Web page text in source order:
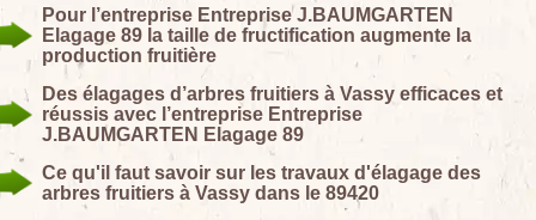
Pour l’entreprise Entreprise J.BAUMGARTEN
Elagage 89 la taille de fructification augmente la
production fruitière
Des élagages d’arbres fruitiers à Vassy efficaces et
réussis avec l’entreprise Entreprise
J.BAUMGARTEN Elagage 89
Ce qu'il faut savoir sur les travaux d'élagage des
arbres fruitiers à Vassy dans le 89420